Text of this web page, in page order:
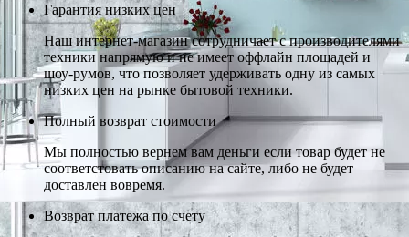
Гарантия низких цен
Наш интернет-магазин сотрудничает с производителями
техники напрямую и не имеет оффлайн площадей и
шоу-румов, что позволяет удерживать одну из самых
низких цен на рынке бытовой техники.
Полный возврат стоимости
Мы полностью вернем вам деньги если товар будет не
соответстовать описанию на сайте, либо не будет
доставлен вовремя.
Возврат платежа по счету